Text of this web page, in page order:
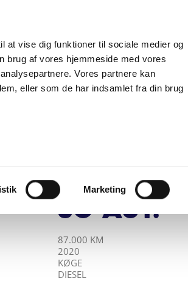
at vise dig funktioner til sociale medier og
brug af vores hjemmeside med vores
Vores partnere kan
eller som de har indsamlet fra din brug
Marketing
OS ARTIKLER FIND FORHANDLER
Peugeot
Pack
8g Aut.
KILOMETER
87.000 KM
ÅRGANG
2020
BY
KØGE
DRIVMIDDEL
DIESEL